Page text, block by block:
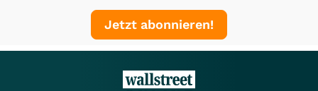
Jetzt abonnieren!